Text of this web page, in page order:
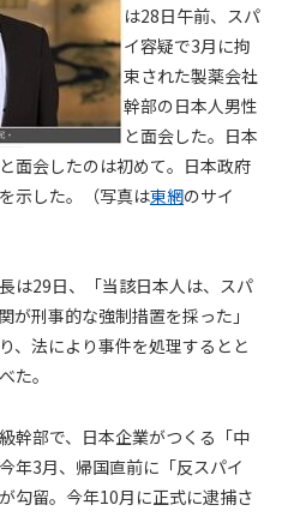
は28日午前、スパ
イ容疑で3月に拘
束された製薬会社
幹部の日本人男性
と面会した。日本
面会したのは初めて。日本政府
示した。（写真は東網のサイ
は29日、「当該日本人は、スパ
が刑事的な強制措置を採った」
、法により事件を処理するとと
た。
幹部で、日本企業がつくる「中
年3月、帰国直前に「反スパイ
勾留。今年10月に正式に逮捕さ